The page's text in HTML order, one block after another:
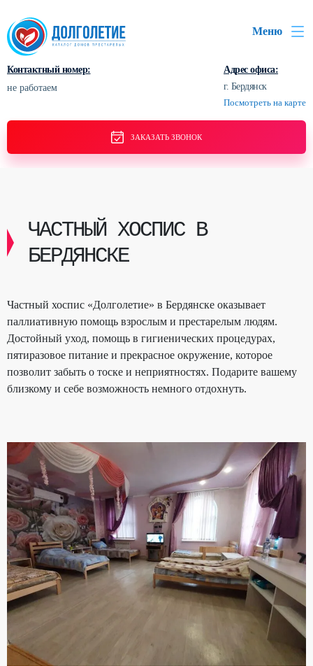
Адрес офиса:
г. Бердянск
Посмотреть на карте
Контактный номер:
не работаем
Меню
ЗАКАЗАТЬ ЗВОНОК
ЧАСТНЫЙ ХОСПИС В
БЕРДЯНСКЕ
Частный хоспис «Долголетие» в Бердянске оказывает
паллиативную помощь взрослым и престарелым людям.
Достойный уход, помощь в гигиенических процедурах,
пятиразовое питание и прекрасное окружение, которое
позволит забыть о тоске и неприятностях. Подарите вашему
близкому и себе возможность немного отдохнуть.